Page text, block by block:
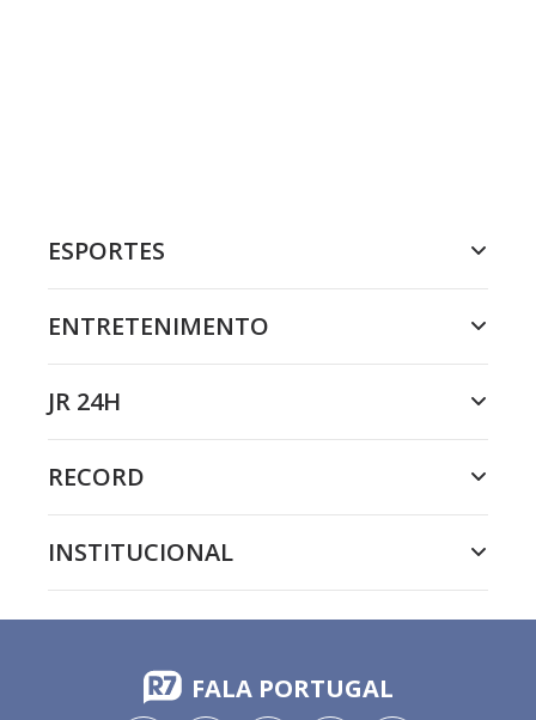
ESPORTES
ENTRETENIMENTO
JR 24H
RECORD
INSTITUCIONAL
FALA PORTUGAL